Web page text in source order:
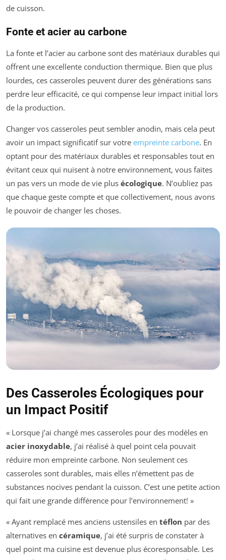
de cuisson.
Fonte et acier au carbone
La fonte et l’acier au carbone sont des matériaux durables qui
offrent une excellente conduction thermique. Bien que plus
lourdes, ces casseroles peuvent durer des générations sans
perdre leur efficacité, ce qui compense leur impact initial lors
de la production.
Changer vos casseroles peut sembler anodin, mais cela peut
avoir un impact significatif sur votre empreinte carbone. En
optant pour des matériaux durables et responsables tout en
évitant ceux qui nuisent à notre environnement, vous faites
un pas vers un mode de vie plus écologique. N’oubliez pas
que chaque geste compte et que collectivement, nous avons
le pouvoir de changer les choses.
Des Casseroles Écologiques pour
un Impact Positif
« Lorsque j’ai changé mes casseroles pour des modèles en
acier inoxydable, j’ai réalisé à quel point cela pouvait
réduire mon empreinte carbone. Non seulement ces
casseroles sont durables, mais elles n’émettent pas de
substances nocives pendant la cuisson. C’est une petite action
qui fait une grande différence pour l’environnement! »
« Ayant remplacé mes anciens ustensiles en téflon par des
alternatives en céramique, j’ai été surpris de constater à
quel point ma cuisine est devenue plus écoresponsable. Les